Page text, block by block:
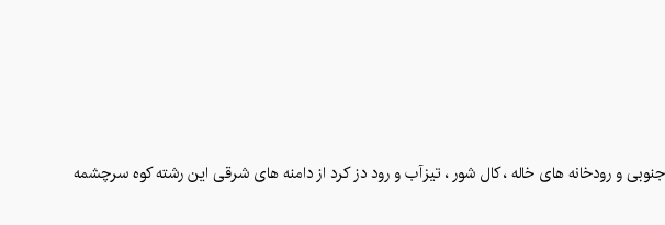
و رودخانه های خاله ، کال شور ، تیزآب و رود دز کرد از دامنه های شرقی این رشته کوه سرچشمه